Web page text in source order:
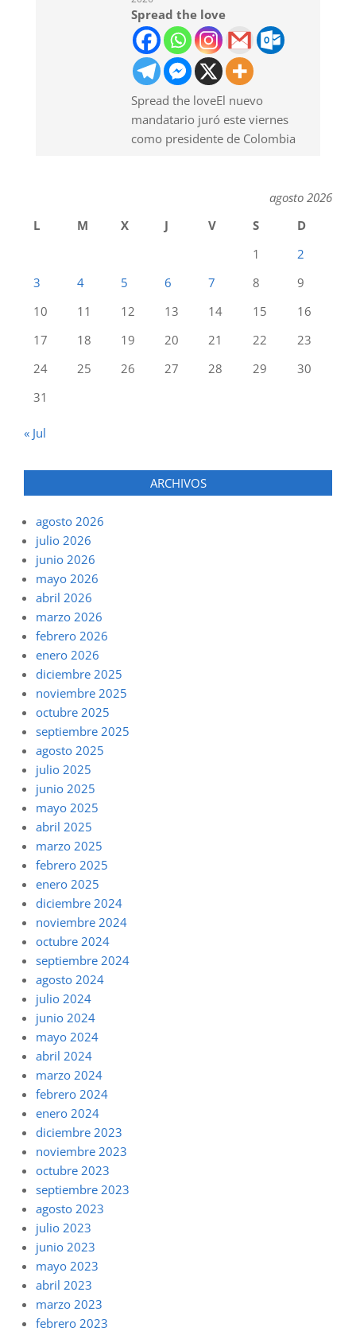
Spread the love
Spread the loveEl nuevo
mandatario juró este viernes
como presidente de Colombia
agosto 2026
L
M X J V S
D
1
2
3
4 5 6 7 8
9
10
11 12 13 14 15
16
17
18 19 20 21 22
23
24
25 26 27 28 29
30
31
« Jul
ARCHIVOS
agosto 2026
julio 2026
junio 2026
mayo 2026
abril 2026
marzo 2026
febrero 2026
enero 2026
diciembre 2025
noviembre 2025
octubre 2025
septiembre 2025
agosto 2025
julio 2025
junio 2025
mayo 2025
abril 2025
marzo 2025
febrero 2025
enero 2025
diciembre 2024
noviembre 2024
octubre 2024
septiembre 2024
agosto 2024
julio 2024
junio 2024
mayo 2024
abril 2024
marzo 2024
febrero 2024
enero 2024
diciembre 2023
noviembre 2023
octubre 2023
septiembre 2023
agosto 2023
julio 2023
junio 2023
mayo 2023
abril 2023
marzo 2023
febrero 2023